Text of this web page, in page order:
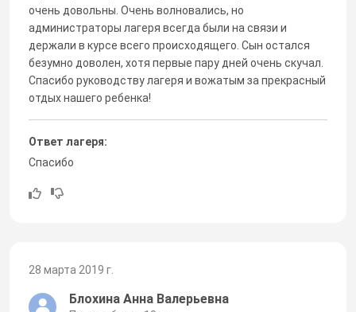
очень довольны. Очень волновались, но
администраторы лагеря всегда были на связи и
держали в курсе всего происходящего. Сын остался
безумно доволен, хотя первые пару дней очень скучал.
Спасибо руководству лагеря и вожатым за прекрасный
отдых нашего ребенка!
Ответ лагеря:
Спасибо
28 марта 2019 г.
Блохина Анна Валерьевна